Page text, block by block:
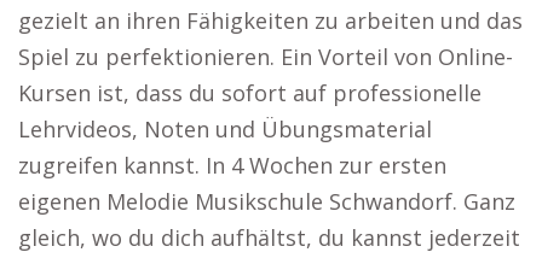
gezielt an ihren Fähigkeiten zu arbeiten und das
Spiel zu perfektionieren. Ein Vorteil von Online-
Kursen ist, dass du sofort auf professionelle
Lehrvideos, Noten und Übungsmaterial
zugreifen kannst. In 4 Wochen zur ersten
eigenen Melodie Musikschule Schwandorf. Ganz
gleich, wo du dich aufhältst, du kannst jederzeit